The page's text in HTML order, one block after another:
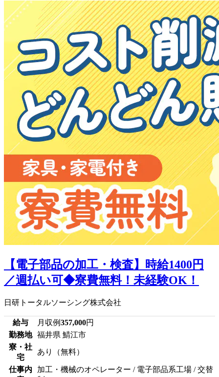
【電子部品の加工・検査】時給1400円
／週払い可◆寮費無料！未経験OK！
日研トータルソーシング株式会社
給与 月収例357,000円
勤務地
福井県 鯖江市
寮・社
宅
あり（無料）
仕事内
加工・機械のオペレーター / 電子部品系工場 / 交替